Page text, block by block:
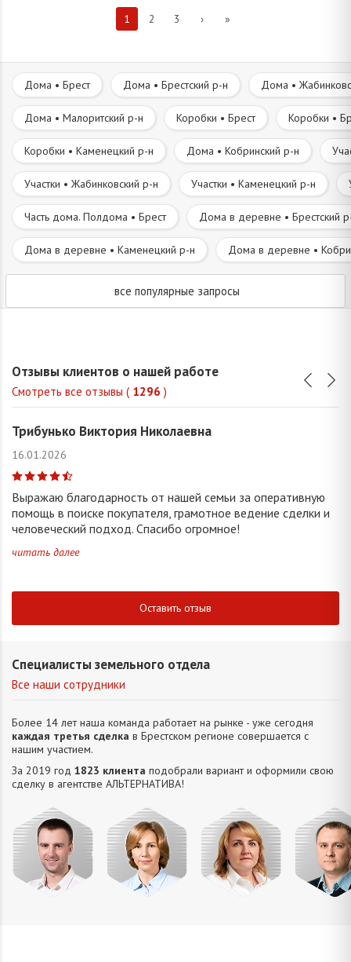
1 2 3 › »
Дома • Брест Дома • Брестский р-н Дома •
Дома • Малоритский р-н Коробки • Брест Коробки •
Коробки • Каменецкий р-н Дома • Кобринский р-н
Участки • Жабинковский р-н Участки • Каменецкий р-н
Часть дома. Полдома • Брест Дома в деревне • Брестский
Дома в деревне • Каменецкий р-н Дома в деревне •
все популярные запросы
Отзывы клиентов о нашей работе
Смотреть все отзывы ( 1296 )
Трибунько Виктория Николаевна
16.01.2026
Выражаю благодарность от нашей семьи за оперативную
помощь в поиске покупателя, грамотное ведение сделки и
человеческий подход. Спасибо огромное!
читать далее
Оставить отзыв
Специалисты земельного отдела
Все наши сотрудники
Более 14 лет наша команда работает на рынке - уже сегодня
каждая третья сделка в Брестском регионе совершается с
нашим участием.
За 2019 год 1823 клиента подобрали вариант и оформили свою
сделку в агентстве АЛЬТЕРНАТИВA!